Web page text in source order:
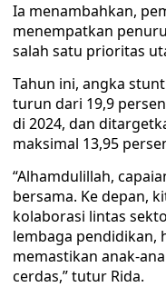
Ia menambahkan,
menempatkan
salah satu prioritas
Tahun ini, angka
turun dari 19,9
di 2024, dan
maksimal 13,95
“Alhamdulillah,
bersama. Ke depan,
kolaborasi lintas
lembaga
memastikan anak-
cerdas,” tutur Rida.